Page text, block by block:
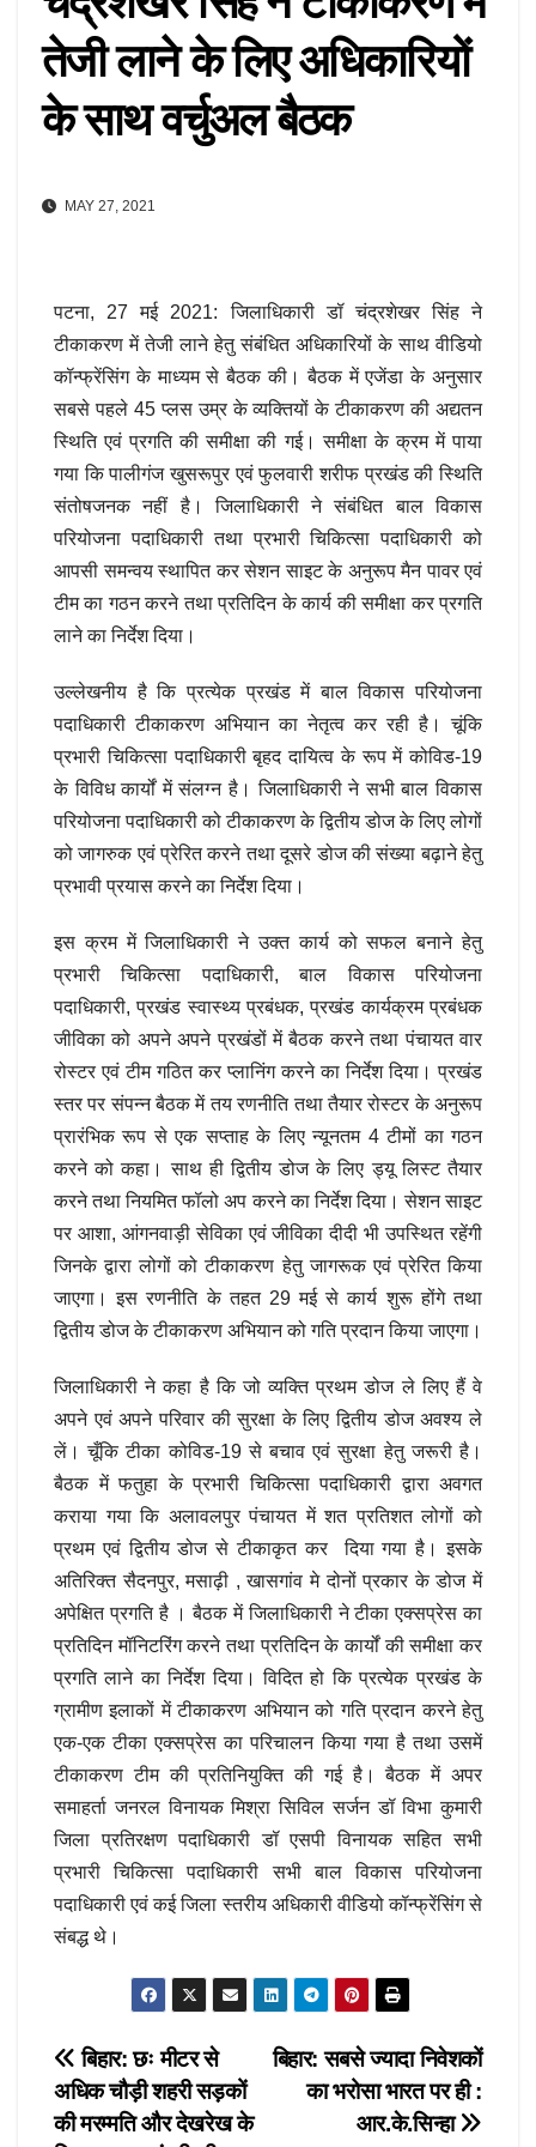
तेजी लाने के लिए अधिकारियों
के साथ वर्चुअल बैठक
MAY 27, 2021
पटना, 27 मई 2021: जिलाधिकारी डॉ चंद्रशेखर सिंह ने
टीकाकरण में तेजी लाने हेतु संबंधित अधिकारियों के साथ वीडियो
कॉन्फ्रेंसिंग के माध्यम से बैठक की। बैठक में एजेंडा के अनुसार
सबसे पहले 45 प्लस उम्र के व्यक्तियों के टीकाकरण की अद्यतन
स्थिति एवं प्रगति की समीक्षा की गई। समीक्षा के क्रम में पाया
गया कि पालीगंज खुसरूपुर एवं फुलवारी शरीफ प्रखंड की स्थिति
संतोषजनक नहीं है। जिलाधिकारी ने संबंधित बाल विकास
परियोजना पदाधिकारी तथा प्रभारी चिकित्सा पदाधिकारी को
आपसी समन्वय स्थापित कर सेशन साइट के अनुरूप मैन पावर एवं
टीम का गठन करने तथा प्रतिदिन के कार्य की समीक्षा कर प्रगति
लाने का निर्देश दिया।
उल्लेखनीय है कि प्रत्येक प्रखंड में बाल विकास परियोजना
पदाधिकारी टीकाकरण अभियान का नेतृत्व कर रही है। चूंकि
प्रभारी चिकित्सा पदाधिकारी बृहद दायित्व के रूप में कोविड-19
के विविध कार्यों में संलग्न है। जिलाधिकारी ने सभी बाल विकास
परियोजना पदाधिकारी को टीकाकरण के द्वितीय डोज के लिए लोगों
को जागरुक एवं प्रेरित करने तथा दूसरे डोज की संख्या बढ़ाने हेतु
प्रभावी प्रयास करने का निर्देश दिया।
इस क्रम में जिलाधिकारी ने उक्त कार्य को सफल बनाने हेतु
प्रभारी चिकित्सा पदाधिकारी, बाल विकास परियोजना
पदाधिकारी, प्रखंड स्वास्थ्य प्रबंधक, प्रखंड कार्यक्रम प्रबंधक
जीविका को अपने अपने प्रखंडों में बैठक करने तथा पंचायत वार
रोस्टर एवं टीम गठित कर प्लानिंग करने का निर्देश दिया। प्रखंड
स्तर पर संपन्न बैठक में तय रणनीति तथा तैयार रोस्टर के अनुरूप
प्रारंभिक रूप से एक सप्ताह के लिए न्यूनतम 4 टीमों का गठन
करने को कहा। साथ ही द्वितीय डोज के लिए ड्यू लिस्ट तैयार
करने तथा नियमित फॉलो अप करने का निर्देश दिया। सेशन साइट
पर आशा, आंगनवाड़ी सेविका एवं जीविका दीदी भी उपस्थित रहेंगी
जिनके द्वारा लोगों को टीकाकरण हेतु जागरूक एवं प्रेरित किया
जाएगा। इस रणनीति के तहत 29 मई से कार्य शुरू होंगे तथा
द्वितीय डोज के टीकाकरण अभियान को गति प्रदान किया जाएगा।
जिलाधिकारी ने कहा है कि जो व्यक्ति प्रथम डोज ले लिए हैं वे
अपने एवं अपने परिवार की सुरक्षा के लिए द्वितीय डोज अवश्य ले
लें। चूँकि टीका कोविड-19 से बचाव एवं सुरक्षा हेतु जरूरी है।
बैठक में फतुहा के प्रभारी चिकित्सा पदाधिकारी द्वारा अवगत
कराया गया कि अलावलपुर पंचायत में शत प्रतिशत लोगों को
प्रथम एवं द्वितीय डोज से टीकाकृत कर दिया गया है। इसके
अतिरिक्त सैदनपुर, मसाढ़ी , खासगांव मे दोनों प्रकार के डोज में
अपेक्षित प्रगति है । बैठक में जिलाधिकारी ने टीका एक्सप्रेस का
प्रतिदिन मॉनिटरिंग करने तथा प्रतिदिन के कार्यों की समीक्षा कर
प्रगति लाने का निर्देश दिया। विदित हो कि प्रत्येक प्रखंड के
ग्रामीण इलाकों में टीकाकरण अभियान को गति प्रदान करने हेतु
एक-एक टीका एक्सप्रेस का परिचालन किया गया है तथा उसमें
टीकाकरण टीम की प्रतिनियुक्ति की गई है। बैठक में अपर
समाहर्ता जनरल विनायक मिश्रा सिविल सर्जन डॉ विभा कुमारी
जिला प्रतिरक्षण पदाधिकारी डॉ एसपी विनायक सहित सभी
प्रभारी चिकित्सा पदाधिकारी सभी बाल विकास परियोजना
पदाधिकारी एवं कई जिला स्तरीय अधिकारी वीडियो कॉन्फ्रेंसिंग से
संबद्ध थे।
Post
navigation
बिहार: सबसे ज्यादा निवेशकों
का भरोसा भारत पर ही :
आर.के.सिन्हा
बिहार: छः मीटर से
अधिक चौड़ी शहरी सड़कों
की मरम्मति और देखरेख के